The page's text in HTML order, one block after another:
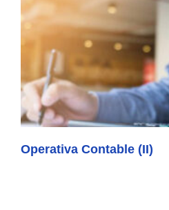
Operativa Contable (II)